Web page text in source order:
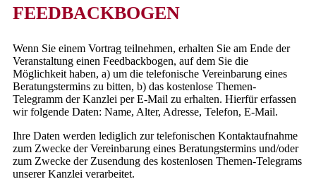
FEEDBACKBOGEN
Wenn Sie einem Vortrag teilnehmen, erhalten Sie am Ende der
Veranstaltung einen Feedbackbogen, auf dem Sie die
Möglichkeit haben, a) um die telefonische Vereinbarung eines
Beratungstermins zu bitten, b) das kostenlose Themen-
Telegramm der Kanzlei per E-Mail zu erhalten. Hierfür erfassen
wir folgende Daten: Name, Alter, Adresse, Telefon, E-Mail.
Ihre Daten werden lediglich zur telefonischen Kontaktaufnahme
zum Zwecke der Vereinbarung eines Beratungstermins und/oder
zum Zwecke der Zusendung des kostenlosen Themen-Telegrams
unserer Kanzlei verarbeitet.